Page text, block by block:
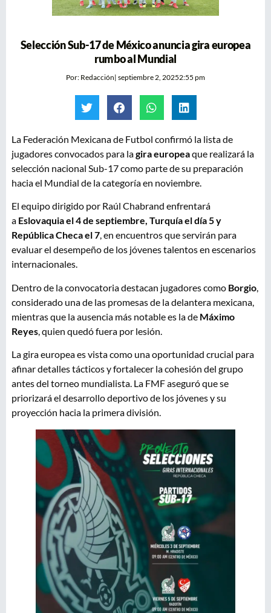
Selección Sub-17 de México anuncia gira europea
rumbo al Mundial
Por: Redacción| septiembre 2, 20252:55 pm
La Federación Mexicana de Futbol confirmó la lista de
jugadores convocados para lagira europeaque realizará la
selección nacional Sub-17 como parte de su preparación
hacia el Mundial de la categoría en noviembre.
El equipo dirigido por Raúl Chabrand enfrentará
a Eslovaquia el 4 de septiembre, Turquía el día 5 y
República Checa el 7, en encuentros que servirán para
evaluar el desempeño de los jóvenes talentos en escenarios
internacionales.
Dentro de la convocatoria destacan jugadores como Borgio
considerado una de las promesas de la delantera mexicana,
mientras que la ausencia más notable es la de Máximo
Reyes , quien quedó fuera por lesión.
La gira europea es vista como una oportunidad crucial para
afinar detalles tácticos y fortalecer la cohesión del grupo
antes del torneo mundialista. La FMF aseguró que se
priorizará el desarrollo deportivo de los jóvenes y su
proyección hacia la primera división.